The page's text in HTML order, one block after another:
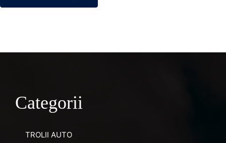
Categorii
TROLII AUTO